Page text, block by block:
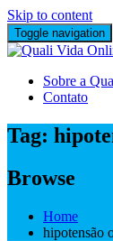
Skip to content
Toggle navigation
Sobre a
Contato
Tag:
Browse
Home
hipotensão